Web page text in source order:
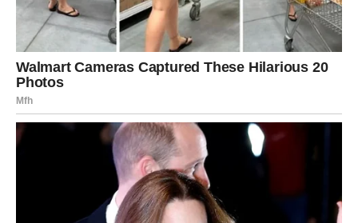
I Jarac i Bik pripadaju zemljanim znacima, i upravo zato su
njihove lekcije bile dugotrajne, teške, ali duboko
ukorenjene. Sudbina ih nije učila kroz haos, već kroz
izdržljivost.
Ono što ih povezuje jeste činjenica da su preživeli period
u kojem su:
morali da se oslone sami na sebe
izgubili iluzije, ali dobili mudrost